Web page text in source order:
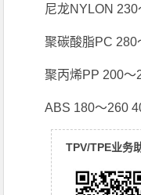
尼龙NYLON
聚碳酸脂PC
聚丙烯PP 200～
ABS 180～260
TPV/TPE业务